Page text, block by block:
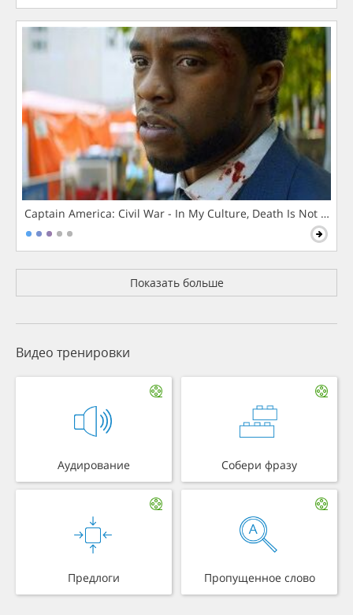
Captain America: Civil War - In My Culture, Death Is Not The
Показать больше
Видео тренировки
Аудирование Собери фразу
Предлоги Пропущенное слово